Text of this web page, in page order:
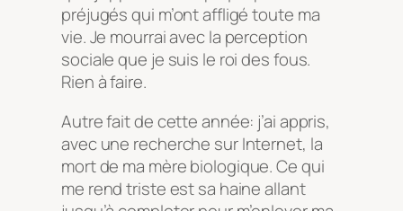
préjugés qui m’ont affligé toute ma
vie. Je mourrai avec la perception
sociale que je suis le roi des fous.
Rien à faire.
Autre fait de cette année: j’ai appris,
avec une recherche sur Internet, la
mort de ma mère biologique. Ce qui
me rend triste est sa haine allant